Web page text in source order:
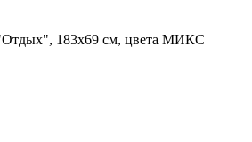
183х69 см, цвета МИКС